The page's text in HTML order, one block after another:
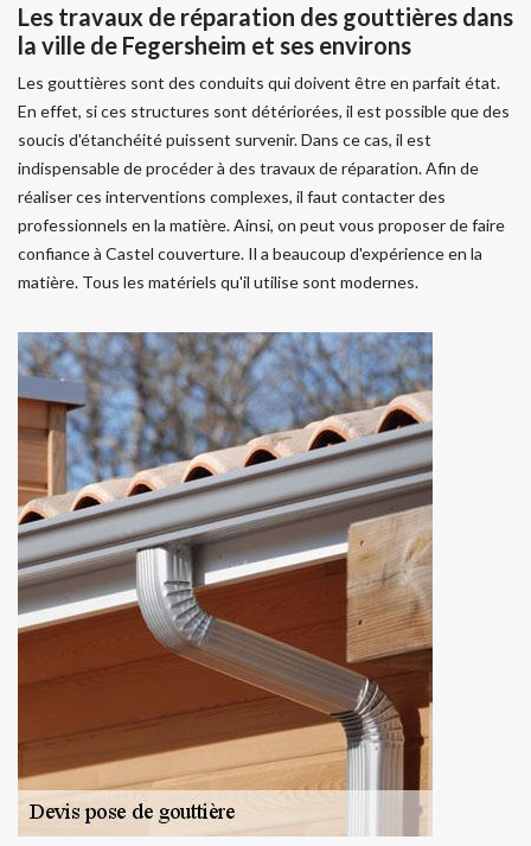
Les travaux de réparation des gouttières dans
la ville de Fegersheim et ses environs
Les gouttières sont des conduits qui doivent être en parfait état.
En effet, si ces structures sont détériorées, il est possible que des
soucis d'étanchéité puissent survenir. Dans ce cas, il est
indispensable de procéder à des travaux de réparation. Afin de
réaliser ces interventions complexes, il faut contacter des
professionnels en la matière. Ainsi, on peut vous proposer de faire
confiance à Castel couverture. Il a beaucoup d'expérience en la
matière. Tous les matériels qu'il utilise sont modernes.